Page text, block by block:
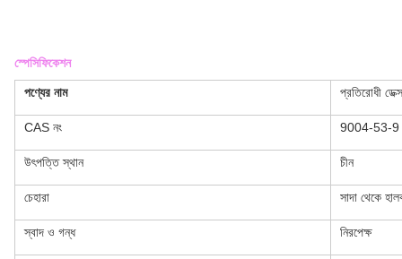
স্পেসিফিকেশন
পণ্যের নাম প্রতিরোধী
CAS নং 9004-53-9
উৎপত্তি স্থান চীন
চেহারা সাদা থেকে
স্বাদ ও গন্ধ নিরপেক্ষ